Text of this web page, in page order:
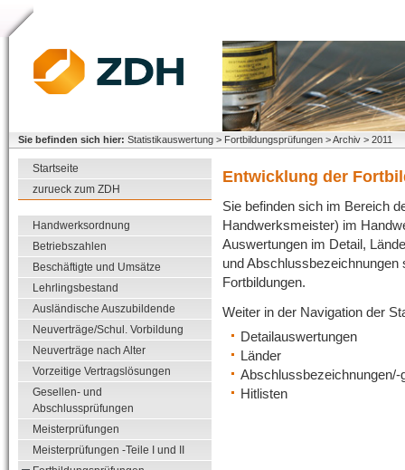
Sie befinden sich hier: Statistikauswertung > Fortbildungsprüfungen > Archiv > 2011
Entwicklung der
Sie befinden sich im Bereich
Handwerksmeister) im
Auswertungen im Detail,
und Abschlussbezeichnungen
Fortbildungen.
Weiter in der Navigation der
Detailauswertungen
Länder
Abschlussbezeichnungen/-
Hitlisten
Startseite
zurueck zum ZDH
Handwerksordnung
Betriebszahlen
Beschäftigte und Umsätze
Lehrlingsbestand
Ausländische Auszubildende
Neuverträge/Schul. Vorbildung
Neuverträge nach Alter
Vorzeitige Vertragslösungen
Gesellen- und
Abschlussprüfungen
Meisterprüfungen
Meisterprüfungen -Teile I und II